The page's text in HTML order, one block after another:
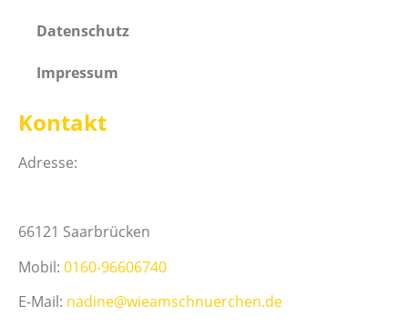
Datenschutz
Impressum
Kontakt
Adresse:
66121 Saarbrücken
Mobil: 0160-96606740
E-Mail: nadine@wieamschnuerchen.de